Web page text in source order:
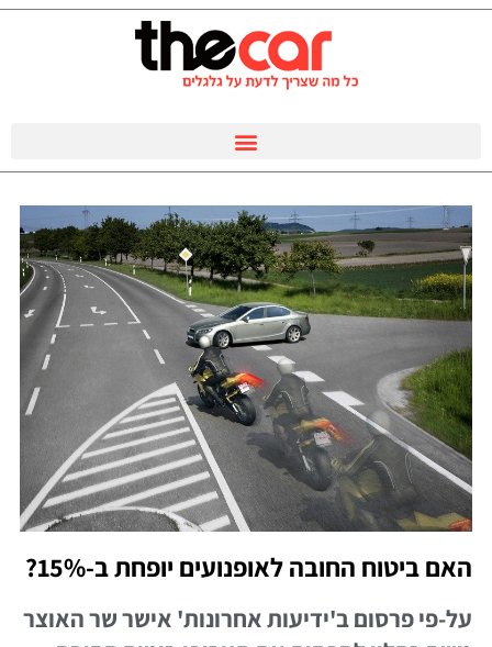
האם ביטוח החובה לאופנועים יופחת ב-15%?
על-פי פרסום ב'ידיעות אחרונות' אישר שר האוצר